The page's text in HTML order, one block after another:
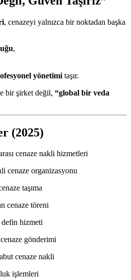
, cenazeyi yalnızca bir noktadan başka
,
yönetimi taşır.
bir şirket değil, “global bir veda
(2025)
cenaze nakli hizmetleri
cenaze organizasyonu
taşıma
cenaze töreni
hizmeti
gönderimi
cenaze nakli
işlemleri